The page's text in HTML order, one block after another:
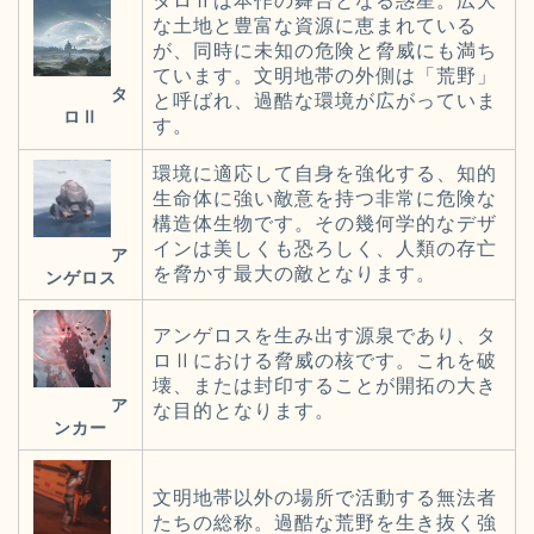
タ
ロⅡ
な土地と豊富な資源に恵まれている
が、同時に未知の危険と脅威にも満ち
ています。文明地帯の外側は「荒野」
と呼ばれ、過酷な環境が広がっていま
す。
ア
ンゲロス
環境に適応して自身を強化する、知的
生命体に強い敵意を持つ非常に危険な
構造体生物です。その幾何学的なデザ
インは美しくも恐ろしく、人類の存亡
を脅かす最大の敵となります。
ア
ンカー
アンゲロスを生み出す源泉であり、タ
ロⅡにおける脅威の核です。これを破
壊、または封印することが開拓の大き
な目的となります。
文明地帯以外の場所で活動する無法者
たちの総称。過酷な荒野を生き抜く強